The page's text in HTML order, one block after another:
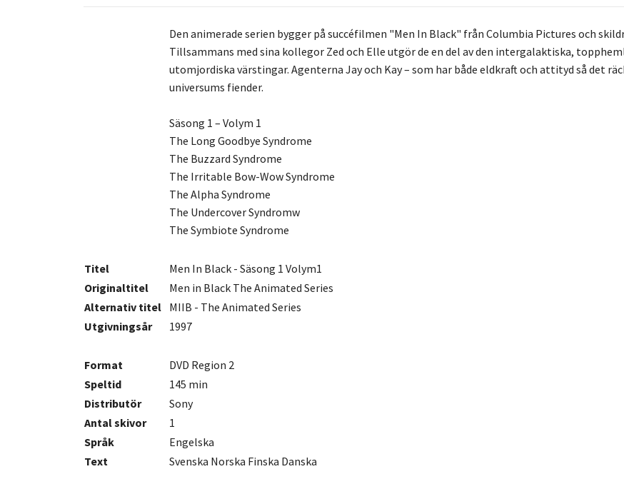
Den animerade serien bygger på succéfilmen "Men In Black" från Columbia Pictures och
Tillsammans med sina kollegor Zed och Elle utgör de en del av den intergalaktiska,
utomjordiska värstingar. Agenterna Jay och Kay – som har både eldkraft och attityd så det
universums fiender.
Säsong 1 – Volym 1
The Long Goodbye Syndrome
The Buzzard Syndrome
The Irritable Bow-Wow Syndrome
The Alpha Syndrome
The Undercover Syndromw
The Symbiote Syndrome
Titel
Men In Black - Säsong 1 Volym1
Originaltitel
Men in Black The Animated Series
Alternativ titel MIIB - The Animated Series
Utgivningsår
1997
Format
DVD Region 2
Speltid
145 min
Distributör
Sony
Antalskivor
1
Språk
Engelska
Text
Svenska Norska Finska Danska